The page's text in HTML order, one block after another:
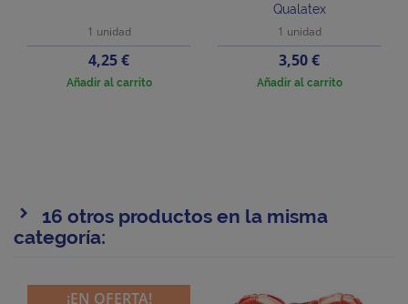
1 unidad
Precio
4,25 €
Añadir al carrito
Qualatex
1 unidad
Precio
3,50 €
Añadir al carrito
16 otros productos en la misma
categoría:
¡EN OFERTA!